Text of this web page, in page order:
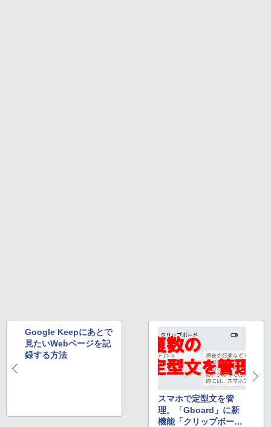
Google Keepにあとで
見たいWebページを記
録する方法
スマホで定型文を管
理。「Gboard」に新
機能「クリップボー